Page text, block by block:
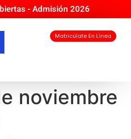
herramientas
- Admisión 2026
Matricúlate En Línea
noviembre